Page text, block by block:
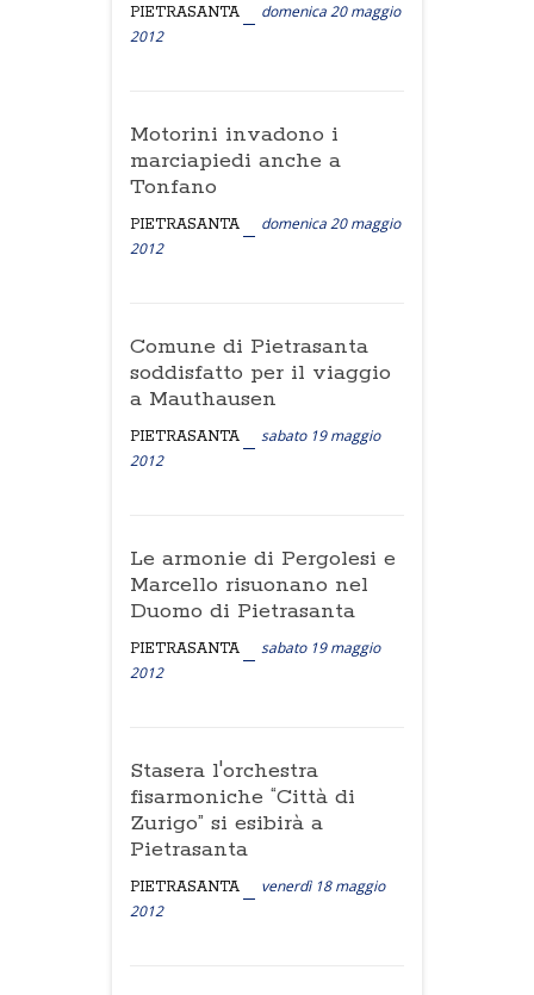
PIETRASANTA
domenica 20 maggio
2012
Motorini invadono i
marciapiedi anche a
Tonfano
PIETRASANTA
domenica 20 maggio
2012
Comune di Pietrasanta
soddisfatto per il viaggio
a Mauthausen
PIETRASANTA
sabato 19 maggio
2012
Le armonie di Pergolesi e
Marcello risuonano nel
Duomo di Pietrasanta
PIETRASANTA
sabato 19 maggio
2012
Stasera l'orchestra
fisarmoniche “Città di
Zurigo” si esibirà a
Pietrasanta
PIETRASANTA
venerdì 18 maggio
2012